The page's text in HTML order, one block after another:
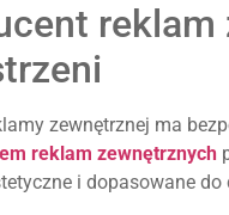
zewnętrznej ma
reklam zewnętrznych
i dopasowane